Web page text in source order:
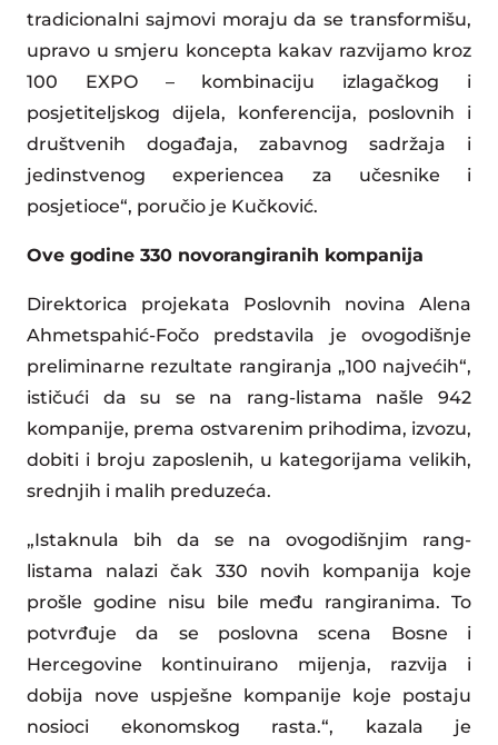
tradicionalni sajmovi moraju da se transformišu,
upravo u smjeru koncepta kakav razvijamo kroz
100 EXPO – kombinaciju izlagačkog i
posjetiteljskog dijela, konferencija, poslovnih i
društvenih događaja, zabavnog sadržaja i
jedinstvenog experiencea za učesnike i
posjetioce“, poručio je Kučković.
Ove godine 330 novorangiranih kompanija
Direktorica projekata Poslovnih novina Alena
Ahmetspahić-Fočo predstavila je ovogodišnje
preliminarne rezultate rangiranja „100 najvećih“,
ističući da su se na rang-listama našle 942
kompanije, prema ostvarenim prihodima, izvozu,
dobiti i broju zaposlenih, u kategorijama velikih,
srednjih i malih preduzeća.
„Istaknula bih da se na ovogodišnjim rang-
listama nalazi čak 330 novih kompanija koje
prošle godine nisu bile među rangiranima. To
potvrđuje da se poslovna scena Bosne i
Hercegovine kontinuirano mijenja, razvija i
dobija nove uspješne kompanije koje postaju
nosioci ekonomskog rasta.“, kazala je